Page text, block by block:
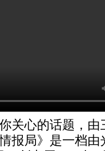
心的话题，由
报局》是一档由